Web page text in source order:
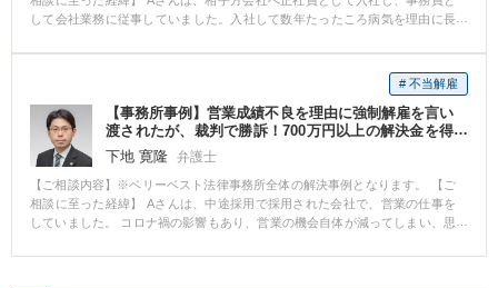
して会社業務に従事していました。入社して数年たったころ病気を理由に長
復に専念するようにと述べられていたのですが、ある日突然、会社から休職
期間満了を理由として退職手続をとられてしまいました。 Aさんとしては、
事前通告もなく突如一方的にそのような措置をとられたことに納得ができ
ず、弊所へ相談に来られました。 【ご相談内容】 Aさんは、入院していた期
間中に会社から送られてきた書類や、これまでの経緯を簡単にまとめた資料
を持参し、相談に来られました。 相談では、これまでの就業状況、入院に至
った経緯、入院当初及び入院中の会社の態様、退職手続が取られた際の出来
事等を丁寧にお話いただけたので、弁護士としても頭の中でどういう事案で
あり、法的に何が問題になるかがスムーズに整理できました。 本件では、休
職期間の満了を理由に退職の手続きが取られましたが、会社から送られてき
# 不当解雇
【事務所事例】営業成績不良を理由に強制解雇を言い
渡されたが、裁判で勝訴！700万円以上の解決金を得
た
下地 寛隆 弁護士
【ご相談内容】※ベリーベスト法律事務所全体の解決事例となります。 【ご
相談に至った経緯】 Aさんは、中途採用で採用された会社で、営業の仕事を
していました。 コロナ禍の影響もあり、営業の機会自体が減ってしまい、思
雇を言い渡され、弊所に相談に来られました。 【ご相談内容】 Aさんが、会